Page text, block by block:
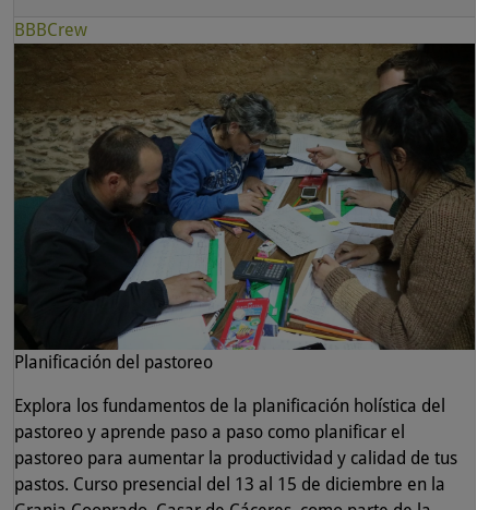
BBBCrew
Planificación del pastoreo
Explora los fundamentos de la planificación holística del
pastoreo y aprende paso a paso como planificar el
pastoreo para aumentar la productividad y calidad de tus
pastos. Curso presencial del 13 al 15 de diciembre en la